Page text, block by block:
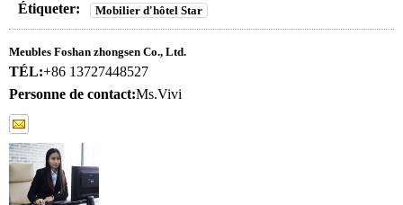
Étiqueter: Mobilier d'hôtel Star
Meubles Foshan zhongsen Co., Ltd.
TÉL:+86 13727448527
Personne de contact:Ms.Vivi